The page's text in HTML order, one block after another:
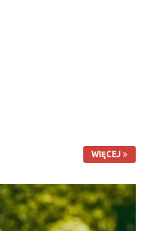
WIĘCEJ